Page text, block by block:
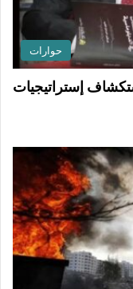
حوارات
إستراتيجيات